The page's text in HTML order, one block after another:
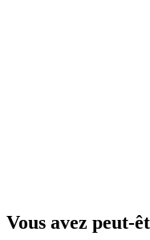
Vous avez peut-